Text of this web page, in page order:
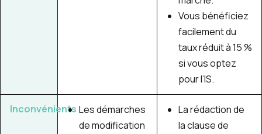
Vous bénéficiez
facilement du
taux réduit à 15 %
si vous optez
pour l’IS.
Inconvénients Les démarches
de modification
La rédaction de
la clause de